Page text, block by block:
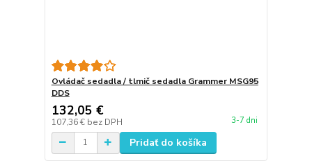
Ovládač sedadla / tlmič sedadla Grammer MSG95
DDS
132,05 €
107,36 € bez DPH 3-7 dni
Pridať do košíka